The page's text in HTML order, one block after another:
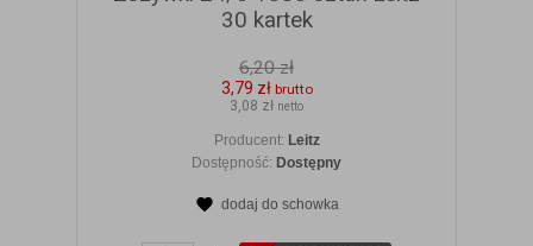
30 kartek
6,20 zł
3,79 zł brutto
3,08 zł netto
Producent: Leitz
Dostępność: Dostępny
dodaj do schowka